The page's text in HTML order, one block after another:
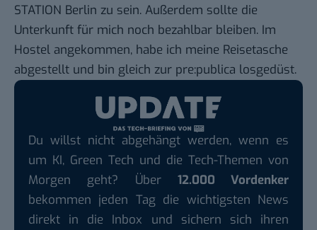
STATION Berlin zu sein. Außerdem sollte die
Unterkunft für mich noch bezahlbar bleiben. Im
Hostel angekommen, habe ich meine Reisetasche
abgestellt und bin gleich zur pre:publica losgedüst.
Du willst nicht abgehängt werden, wenn es
um KI, Green Tech und die Tech-Themen von
Morgen geht? Über 12.000 Vordenker
bekommen jeden Tag die wichtigsten News
direkt in die Inbox und sichern sich ihren